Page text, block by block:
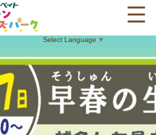
Select Language ▼